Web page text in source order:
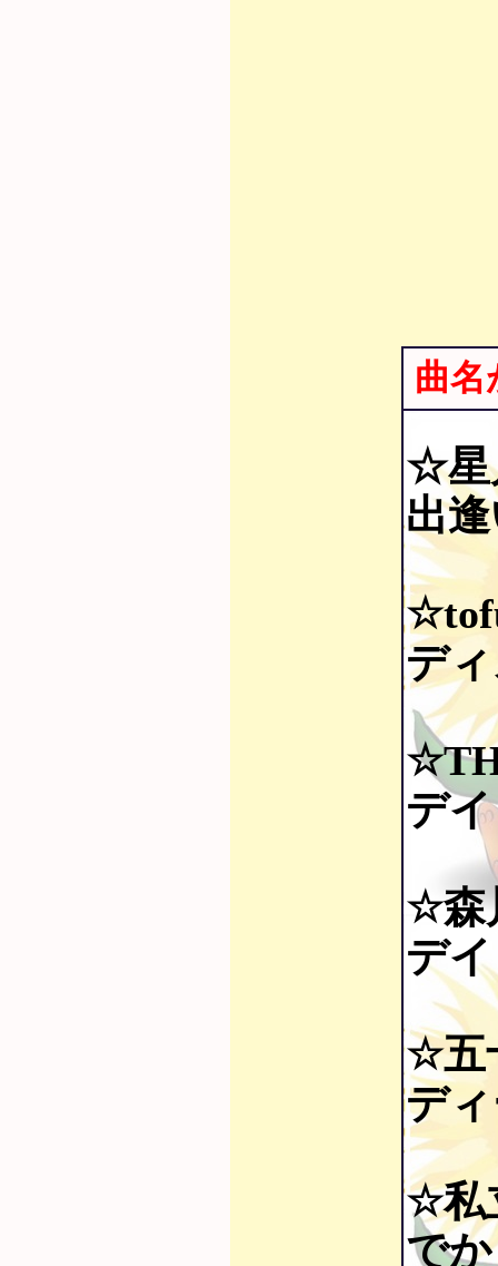
曲名
☆星
出
デ
デ
☆森
デ
☆五
デ
☆私
で